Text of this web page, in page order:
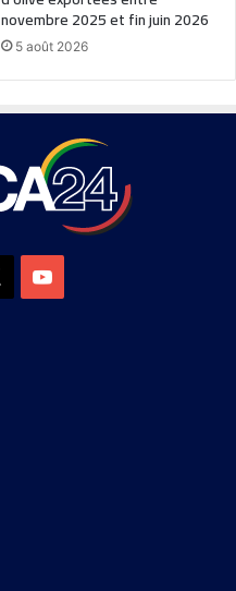
novembre 2025 et fin juin 2026
5 août 2026